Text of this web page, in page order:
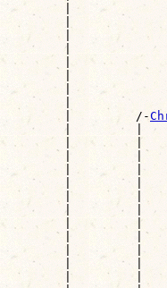
|
|
|
|
|
|
|
|
        |         /-
|         |
|         |
|         |
|         |
|         |
|         |
|         |
|         |
|         |
|         |
|         |